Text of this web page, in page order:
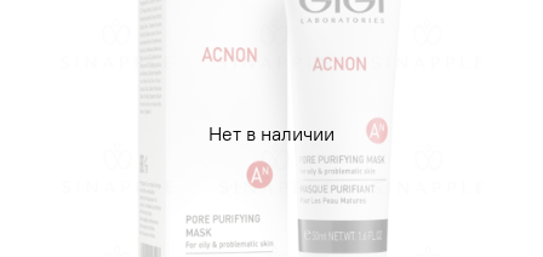
Нет в наличии